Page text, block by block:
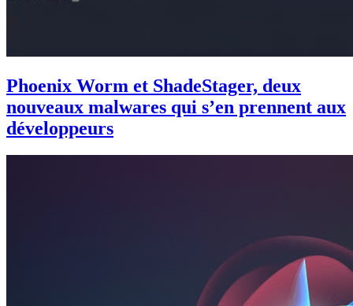
Phoenix Worm et ShadeStager, deux
nouveaux malwares qui s’en prennent aux
développeurs